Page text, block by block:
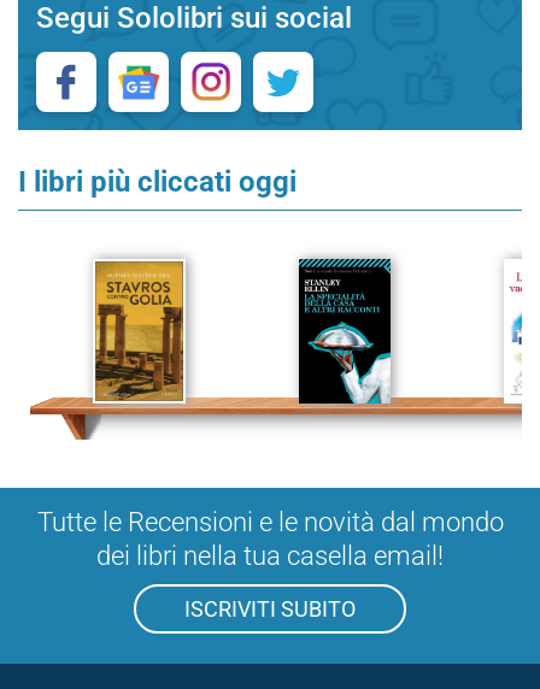
Segui Sololibri sui social
I libri più cliccati oggi
Tutte le Recensioni e le novità dal mondo
dei libri nella tua casella email!
ISCRIVITI SUBITO